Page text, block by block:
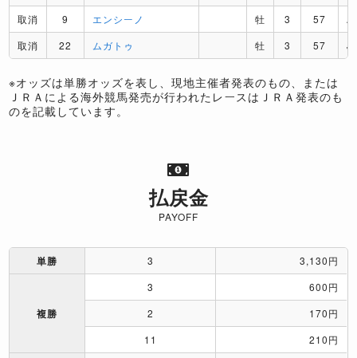
取消
9 エンシーノ 牡 3 57
A
取消
22 ムガトゥ 牡 3 57 J
※オッズは単勝オッズを表し、現地主催者発表のもの、または
ＪＲＡによる海外競馬発売が行われたレースはＪＲＡ発表のも
のを記載しています。
払戻金
PAYOFF
単勝 3 3,130円
複勝
3
600円
2
170円
11
210円